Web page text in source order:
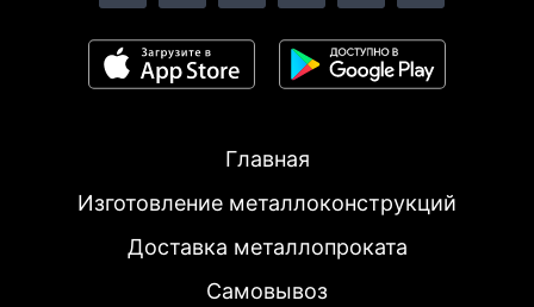
Главная
Изготовление металлоконструкций
Доставка металлопроката
Самовывоз